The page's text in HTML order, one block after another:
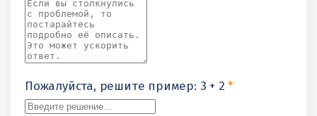
Пожалуйста, решите пример: 3 + 2 *